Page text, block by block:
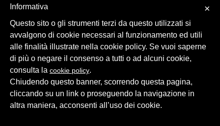
© 2026 Intesa Grandi Impianti Srl Dati Personali
×
Informativa
Questo sito o gli strumenti terzi da questo utilizzati si
avvalgono di cookie necessari al funzionamento ed utili
alle finalità illustrate nella cookie policy. Se vuoi saperne
di più o negare il consenso a tutti o ad alcuni cookie,
consulta la cookie policy.
Chiudendo questo banner, scorrendo questa pagina,
cliccando su un link o proseguendo la navigazione in
altra maniera, acconsenti all’uso dei cookie.